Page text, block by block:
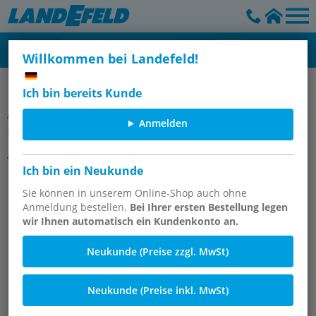
Willkommen bei Landefeld!
Ich bin bereits Kunde
Anmelden
Ich bin ein Neukunde
Sie können in unserem Online-Shop auch ohne
Anmeldung bestellen. Bei Ihrer ersten Bestellung legen
wir Ihnen automatisch ein Kundenkonto an.
Neukunde (Preise zzgl. MwSt)
Neukunde (Preise inkl. MwSt)
Codierte Werkstatt-Kupplungen, NW 7,2 (Standard)
Artikelgruppe
Codierte Kupplungsstecker mit
Außengewinde, NW 7,2